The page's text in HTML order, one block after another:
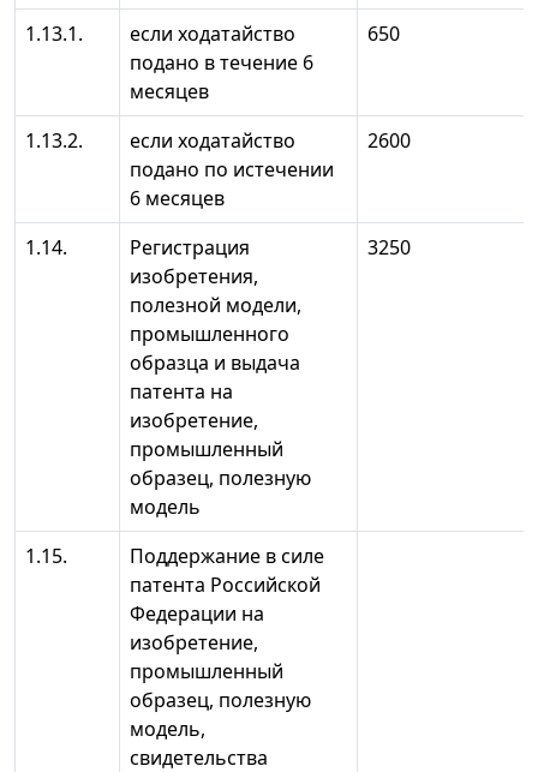
1.13.1.
если ходатайство
подано в течение 6
месяцев
650
1.13.2.
если ходатайство
подано по истечении
6 месяцев
2600
1.14.
Регистрация
изобретения,
полезной модели,
промышленного
образца и выдача
патента на
изобретение,
промышленный
образец, полезную
модель
3250
1.15.
Поддержание в силе
патента Российской
Федерации на
изобретение,
промышленный
образец, полезную
модель,
свидетельства